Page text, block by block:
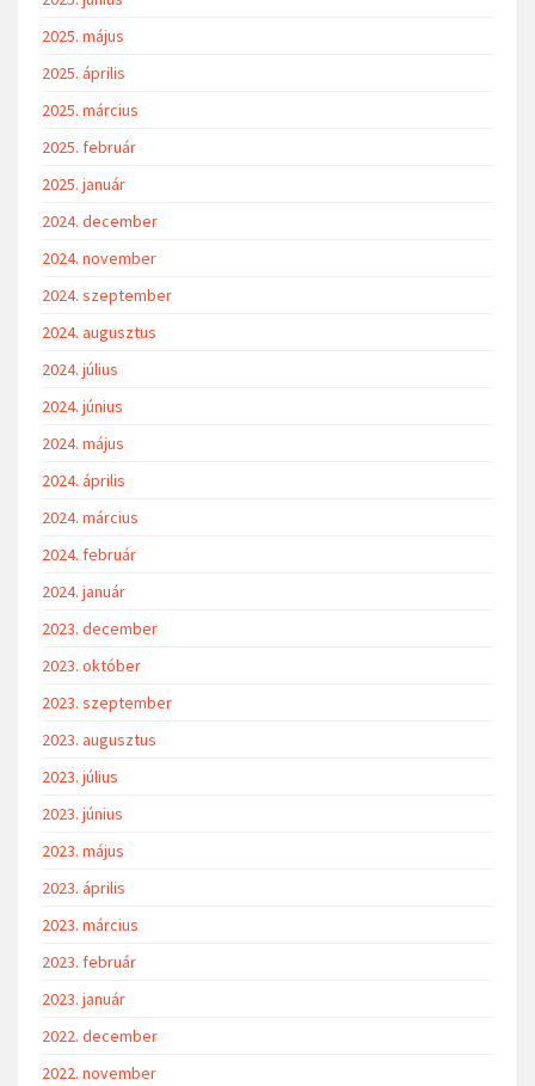
2025. május
2025. április
2025. március
2025. február
2025. január
2024. december
2024. november
2024. szeptember
2024. augusztus
2024. július
2024. június
2024. május
2024. április
2024. március
2024. február
2024. január
2023. december
2023. október
2023. szeptember
2023. augusztus
2023. július
2023. június
2023. május
2023. április
2023. március
2023. február
2023. január
2022. december
2022. november